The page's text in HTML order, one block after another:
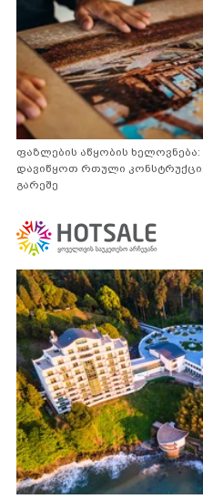
ფაზლების აწყობის
დავიწყოთ რთული
გარეშე